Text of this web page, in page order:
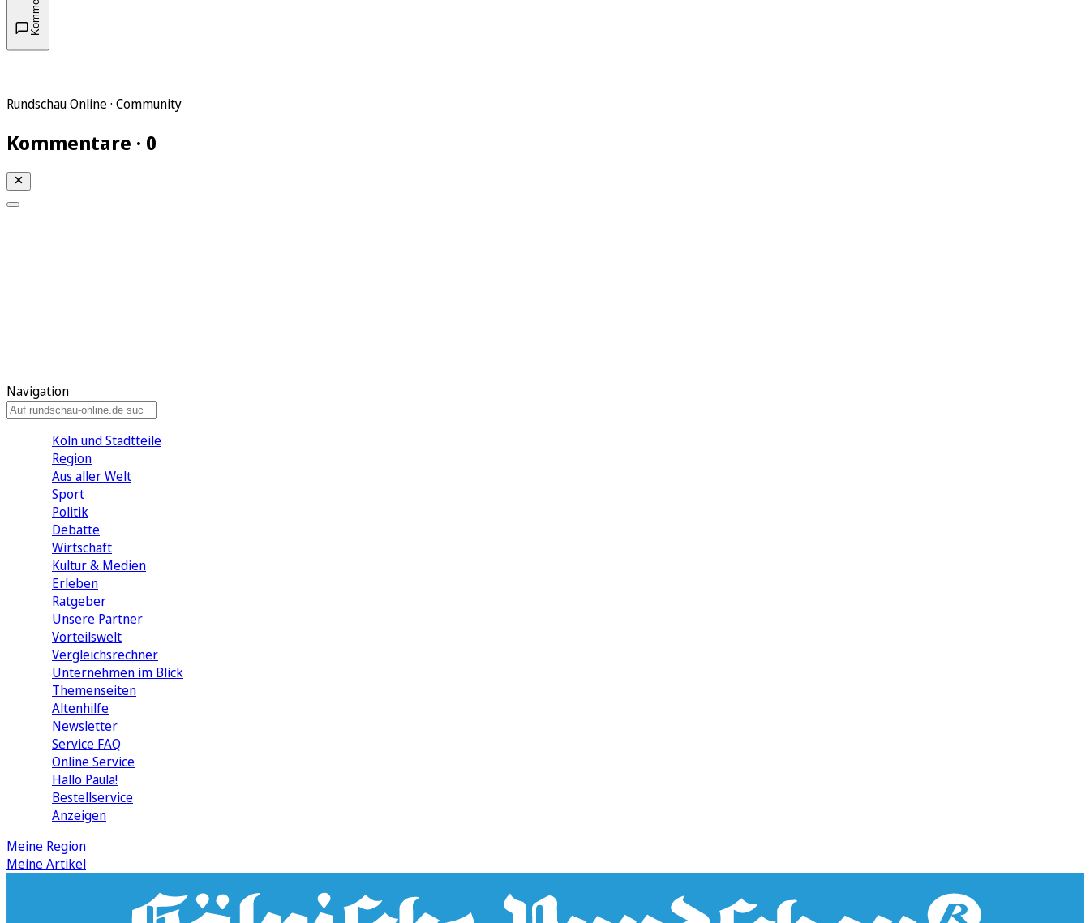
Rundschau Online · Community
Kommentare · 0
Navigation
Köln und Stadtteile
Region
Aus aller Welt
Sport
Politik
Debatte
Wirtschaft
Kultur & Medien
Erleben
Ratgeber
Unsere Partner
Vorteilswelt
Vergleichsrechner
Unternehmen im Blick
Themenseiten
Altenhilfe
Newsletter
Service FAQ
Online Service
Hallo Paula!
Bestellservice
Anzeigen
Meine Region
Meine Artikel